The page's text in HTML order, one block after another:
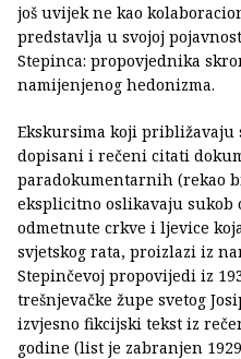
još uvijek ne kao
predstavlja u svojoj
Stepinca: propovjednika
namijenjenog hedonizma.
Ekskursima koji približavaju
dopisani i rečeni citati
paradokumentarnih (rekao
eksplicitno oslikavaju sukob
odmetnute crkve i ljevice
svjetskog rata, proizlazi iz
Stepinčevoj propovijedi iz
trešnjevačke župe svetog
izvjesno fikcijski tekst iz
godine (list je zabranjen